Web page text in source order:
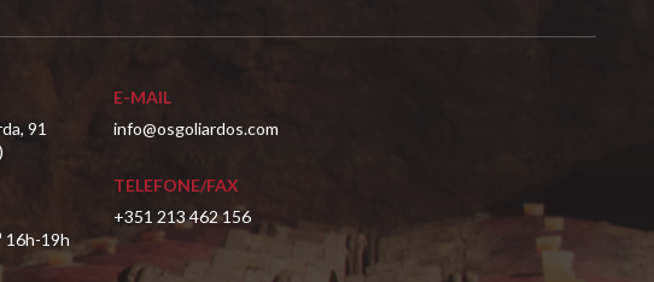
91
16h-19h
E-MAIL
info@osgoliardos.com
TELEFONE/FAX
+351 213 462 156